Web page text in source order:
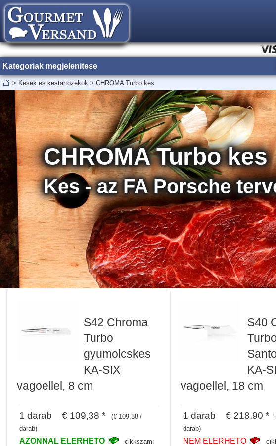
Kategoriak megjelenitese
> Kesek es kestartozekok > CHROMA Turbo kes
CHROMA Turbo kes
Kes - az FA Porsche
S42 Chroma
Turbo
gyumolcskes
KA-SIX
vagoellel, 8 cm
1 darab € 109,38 *
(€ 109,38 /
darab)
AZONNAL ELERHETO
cikkszam:
S40
KA-
vagoellel, 18 cm
1 darab € 218,90 *
darab)
NEM ELERHETO